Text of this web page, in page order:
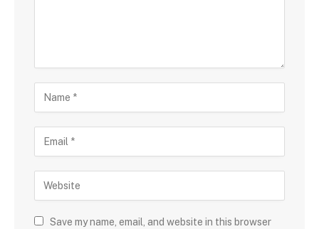
Save my name, email, and website in this browser